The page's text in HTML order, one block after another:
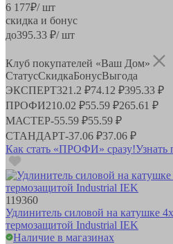
6 177₽/ шт
скидка и бонус
до395.33 ₽/ шт
Клуб покупателей «Ваш Дом»
СтатусСкидкаБонусВыгода
ЭКСПЕРТ321.2 ₽74.12 ₽395.33 ₽
ПРОФИ210.02 ₽55.59 ₽265.61 ₽
МАСТЕР-55.59 ₽55.59 ₽
СТАНДАРТ-37.06 ₽37.06 ₽
Как стать «ПРОФИ» сразу!Узнать
119360
Удлинитель силовой на катушке
термозащитой Industrial IEK
Наличие в магазинах